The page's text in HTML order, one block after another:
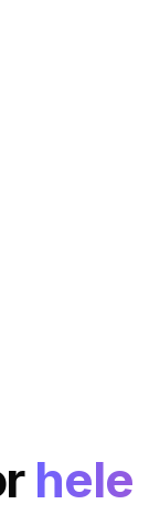
hele